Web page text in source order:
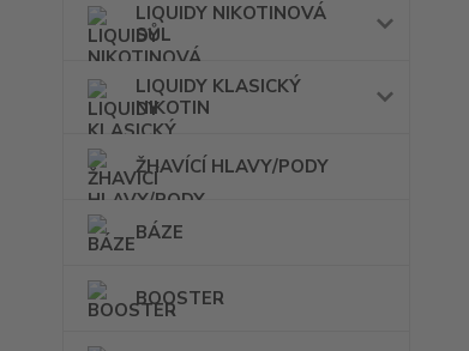
LIQUIDY NIKOTINOVÁ
SŮL
LIQUIDY KLASICKÝ
NIKOTIN
ŽHAVÍCÍ HLAVY/PODY
BÁZE
BOOSTER